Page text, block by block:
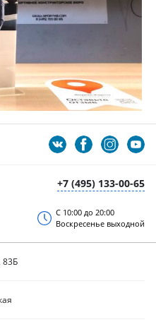
+7 (495) 133-00-65
С 10:00 до 20:00
Воскресенье выходной
83Б